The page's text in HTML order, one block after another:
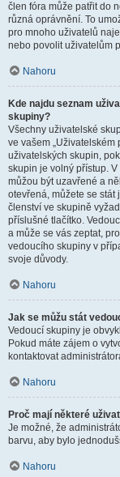
člen fóra může patřit do
různá oprávnění. To
pro mnoho uživatelů
nebo povolit uživatelům
Nahoru
Kde najdu seznam
skupiny?
Všechny uživatelské
ve vašem „Uživatelském
uživatelských skupin,
skupin je volný přístup.
můžou být uzavřené a
otevřená, můžete se stát
členství ve skupině
příslušné tlačítko.
a může se vás zeptat,
vedoucího skupiny v
svoje důvody.
Nahoru
Jak se můžu stát
Vedoucí skupiny je
Pokud máte zájem o
kontaktovat
Nahoru
Proč mají některé
Je možné, že
barvu, aby bylo
Nahoru